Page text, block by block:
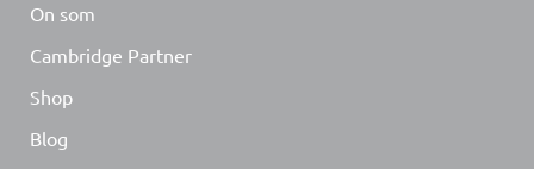
On som
Cambridge Partner
Shop
Blog